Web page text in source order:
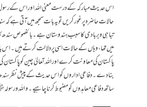
اس حدیث مبارکہ کے درست معنی اللہ اور اس کے
حالات حاضرہ پر غور کریں تو یہ بات سمجھ میں آتی ہے کہ
تباہی و بربادی کا سبب ہندوستان ہے۔ بالخصوص سندھ
میں تھا، وہاں کے حالات اسی پر دلالت کرتے ہیں۔
پاکستان کی معاونت کرے اور اللہ تعالیٰ چین کو
بنا دے۔ دفاعی اداروں کو اس حدیث کے پیش نظر
ساتھ دفاعی معاہدوں کو مضبوط کرنا چاہیے۔ واللہ و